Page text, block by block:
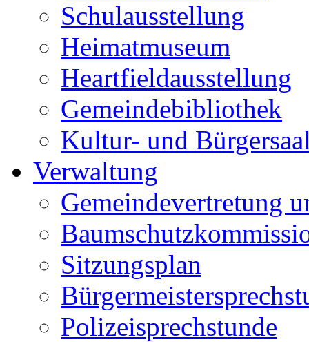
Schulausstellung
Heimatmuseum
Heartfieldausstellung
Gemeindebibliothek
Kultur- und
Verwaltung
Gemeindevertretung
Sitzungsplan
Polizeisprechstunde